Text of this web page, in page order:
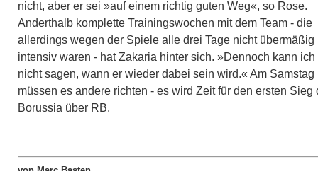
nicht, aber er sei »auf einem richtig guten Weg«, so Rose.
Anderthalb komplette Trainingswochen mit dem Team - die
allerdings wegen der Spiele alle drei Tage nicht übermäßig
intensiv waren - hat Zakaria hinter sich. »Dennoch kann ich
nicht sagen, wann er wieder dabei sein wird.« Am Samstag
müssen es andere richten - es wird Zeit für den ersten Sieg
Borussia über RB.